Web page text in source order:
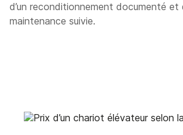
d’un reconditionnement documenté et
maintenance suivie.